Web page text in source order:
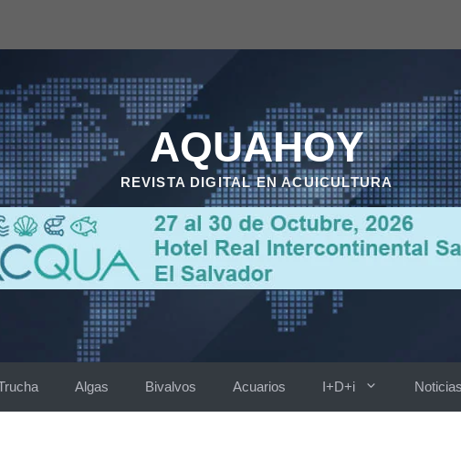
AQUAHOY
REVISTA DIGITAL EN ACUICULTURA
Algas Bivalvos Acuarios I+D+i